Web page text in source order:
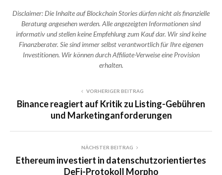
Disclaimer: Die Inhalte auf Blockchain Stories dürfen nicht als finanzielle
Beratung angesehen werden. Alle angezeigten Informationen sind
informativ und stellen keine Empfehlung zum Kauf dar. Wir sind keine
Finanzberater. Sie sind immer selbst verantwortlich für Ihre eigenen
Investitionen. Wir können durch Affiliate-Verweise eine Provision
erhalten.
VORHERIGER BEITRAG
Binance reagiert auf Kritik zu Listing-Gebühren
und Marketinganforderungen
NÄCHSTER BEITRAG
Ethereum investiert in datenschutzorientiertes
DeFi-Protokoll Morpho